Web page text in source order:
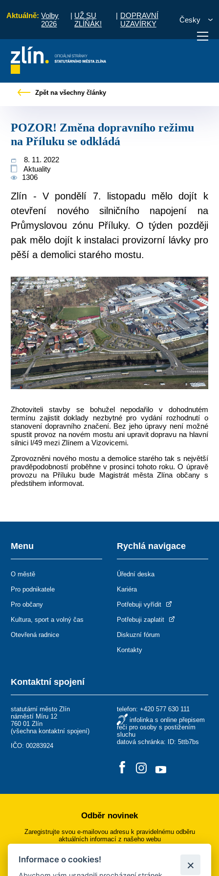
Aktuálně: Volby
2026
| UŽ SU
ZLÍŇÁK!
| DOPRAVNÍ
UZAVÍRKY
Česky
vyřídit Potřebuji zaplatit
Zpět na všechny články
POZOR! Změna dopravního režimu
na Příluku se odkládá
8. 11. 2022
Aktuality
1306
Zlín - V pondělí 7. listopadu mělo dojít k
otevření nového silničního napojení na
Průmyslovou zónu Příluky. O týden později
pak mělo dojít k instalaci provizorní lávky pro
pěší a demolici starého mostu.
Zhotoviteli stavby se bohužel nepodařilo v dohodnutém
termínu zajistit doklady nezbytné pro vydání rozhodnutí o
stanovení dopravního značení. Bez jeho úpravy není možné
spustit provoz na novém mostu ani upravit dopravu na hlavní
silnici I/49 mezi Zlínem a Vizovicemi.
Zprovozněni nového mostu a demolice starého tak s největší
pravděpodobností proběhne v prosinci tohoto roku. O úpravě
provozu na Příluku bude Magistrát města Zlína občany s
předstihem informovat.
Kontaktní spojení
statutární město Zlín
náměstí Míru 12
760 01 Zlín
(všechna kontaktní spojení)
IČO: 00283924
telefon: +420 577 630 111
infolinka s online přepisem
řeči pro osoby s postižením
sluchu
datová schránka: ID: 5ttb7bs
Menu
O městě
Pro podnikatele
Pro občany
Kultura, sport a volný čas
Otevřená radnice
Rychlá navigace
Úřední deska
Kariéra
Potřebuji vyřídit
Potřebuji zaplatit
Diskuzní fórum
Kontakty
Odběr novinek
Zaregistrujte svou e-mailovou adresu k pravidelnému odběru
aktuálních informací z našeho webu
Přihlásit se k odběru
Informace o cookies!